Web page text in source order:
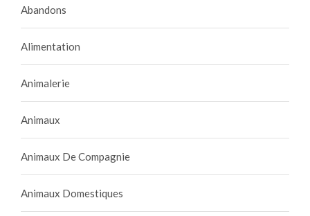
Abandons
Alimentation
Animalerie
Animaux
Animaux De Compagnie
Animaux Domestiques